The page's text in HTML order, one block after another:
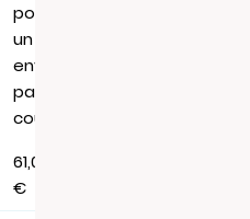
pour
un
envoi
par
courrier
61,06
€